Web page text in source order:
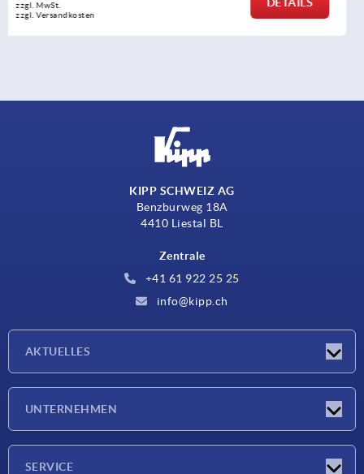
zzgl. Versandkosten
KIPP SCHWEIZ AG
Benzburweg 18A
4410 Liestal BL
Zentrale
+41 61 922 25 25
info@kipp.ch
AKTUELLES
UNTERNEHMEN
SERVICE